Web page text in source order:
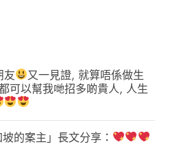
友
又一見證, 就算唔係做生
可以幫我哋招多啲貴人, 人生
的案主」長文分享：